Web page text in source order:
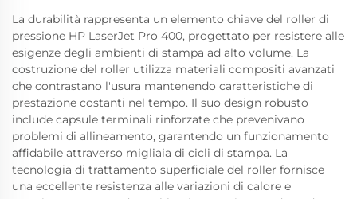
La durabilità rappresenta un elemento chiave del roller di
pressione HP LaserJet Pro 400, progettato per resistere alle
esigenze degli ambienti di stampa ad alto volume. La
costruzione del roller utilizza materiali compositi avanzati
che contrastano l'usura mantenendo caratteristiche di
prestazione costanti nel tempo. Il suo design robusto
include capsule terminali rinforzate che prevenivano
problemi di allineamento, garantendo un funzionamento
affidabile attraverso migliaia di cicli di stampa. La
tecnologia di trattamento superficiale del roller fornisce
una eccellente resistenza alle variazioni di calore e